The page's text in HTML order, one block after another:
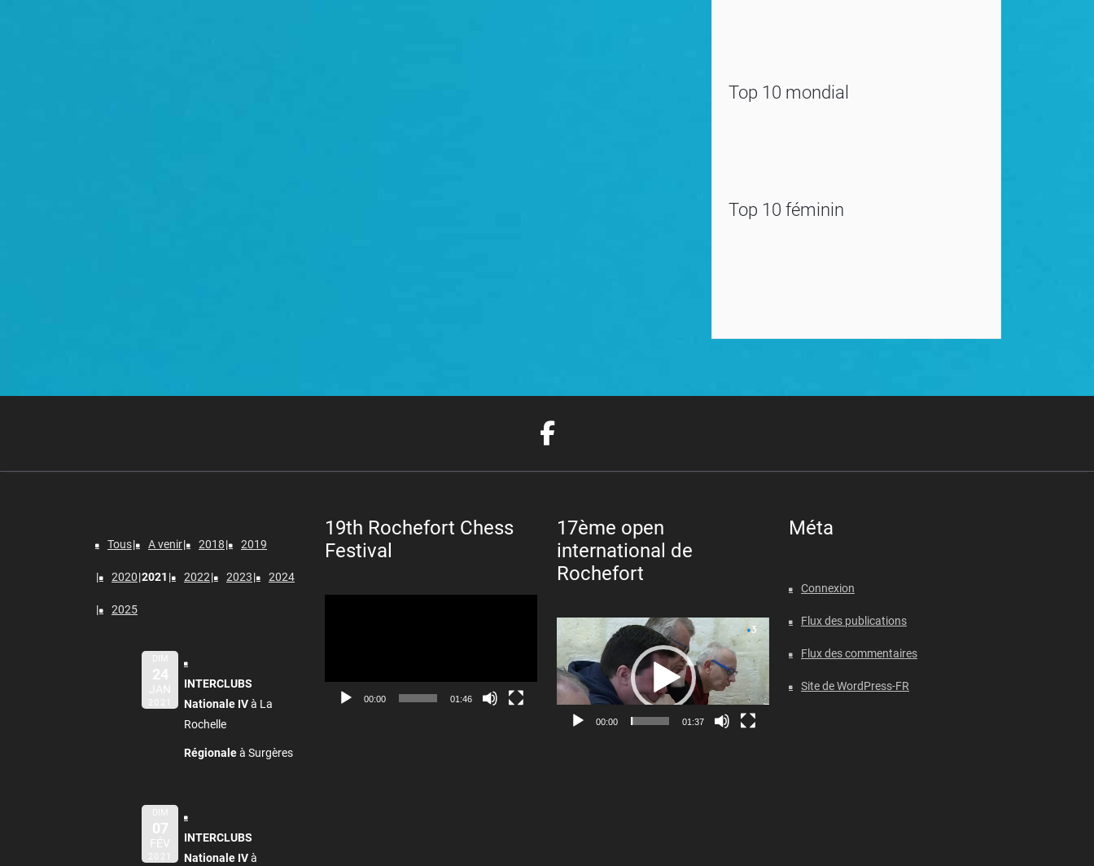
Top 10 mondial
Top 10 féminin
Tous A venir 2018 2019
2020 2021 2022 2023 2024
2025
DIM
24
JAN
2021
INTERCLUBS
Nationale IVà La
Rochelle
Régionaleà Surgères
DIM
07
FÉV
2021
INTERCLUBS
Nationale IVà
19th Rochefort Chess
Festival
00:00 01:46
17ème open
international de
Rochefort
Lecteur
vidéo
00:00 01:37
Méta
Connexion
Flux des publications
Flux des commentaires
Site de WordPress-FR